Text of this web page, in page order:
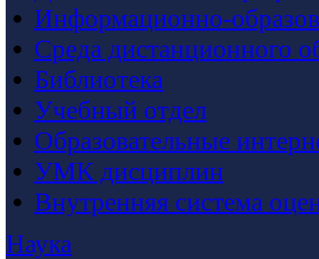
Информационно-
Среда дистанционного
Библиотека
Учебный отдел
Образовательные
УМК дисциплин
Внутренняя система
Наука